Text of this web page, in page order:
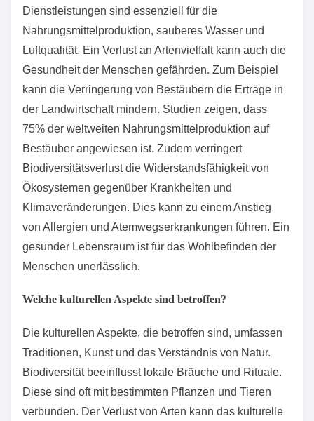
Diese Dienstleistungen sind entscheidend für die
Wasserversorgung und den Klimaschutz.
Gemeinschaften, die auf natürliche Ressourcen
angewiesen sind, sind besonders betroffen. Der
Rückgang der Biodiversität kann auch soziale
Ungleichheiten verstärken. Benachteiligte Gruppen
sind oft am stärksten betroffen.
Wie beeinflusst Biodiversitätsverlust die Lebensqualität
der Menschen?
Biodiversitätsverlust beeinträchtigt die Lebensqualität
der Menschen erheblich. Er führt zu einem Rückgang
der Ökosystemdienstleistungen. Diese
Dienstleistungen sind essenziell für die
Luftqualität. Ein Verlust an Artenvielfalt kann auch die
Gesundheit der Menschen gefährden. Zum Beispiel
kann die Verringerung von Bestäubern die Erträge in
der Landwirtschaft mindern. Studien zeigen, dass
75% der weltweiten Nahrungsmittelproduktion auf
Bestäuber angewiesen ist. Zudem verringert